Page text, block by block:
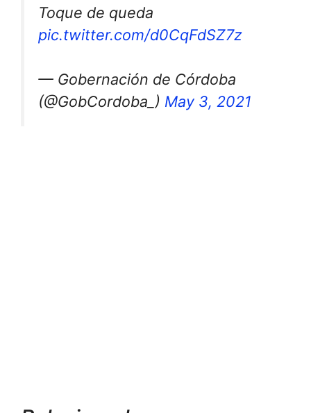
Toque de queda
pic.twitter.com/d0CqFdSZ7z
— Gobernación de Córdoba
(@GobCordoba_) May 3, 2021